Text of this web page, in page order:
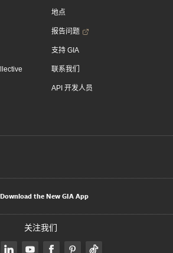
地点
报告问题
支持 GIA
联系我们
API 开发人员
Download the New GIA App
关注我们